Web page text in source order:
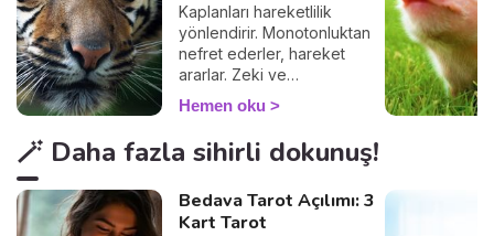
Kaplanları hareketlilik
yönlendirir. Monotonluktan
nefret ederler, hareket
ararlar. Zeki ve
karizmatiktirler.
Hemen oku
🪄 Daha fazla sihirli dokunuş!
Bedava Tarot Açılımı: 3
Kart Tarot